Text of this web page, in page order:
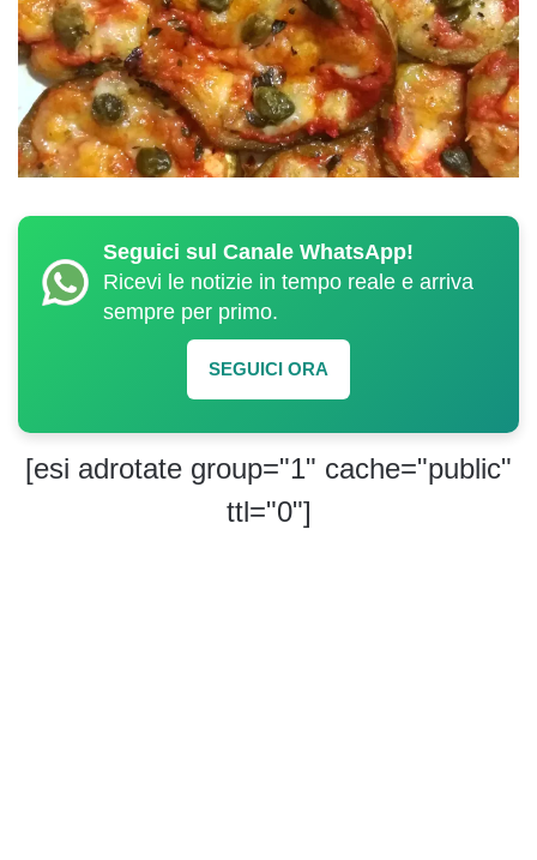
Seguici sul Canale WhatsApp!
Ricevi le notizie in tempo reale e arriva
sempre per primo.
SEGUICI ORA
[esi adrotate group="1" cache="public"
ttl="0"]